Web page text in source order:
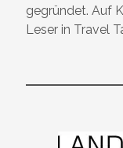
gegründet. Auf
Leser in Travel